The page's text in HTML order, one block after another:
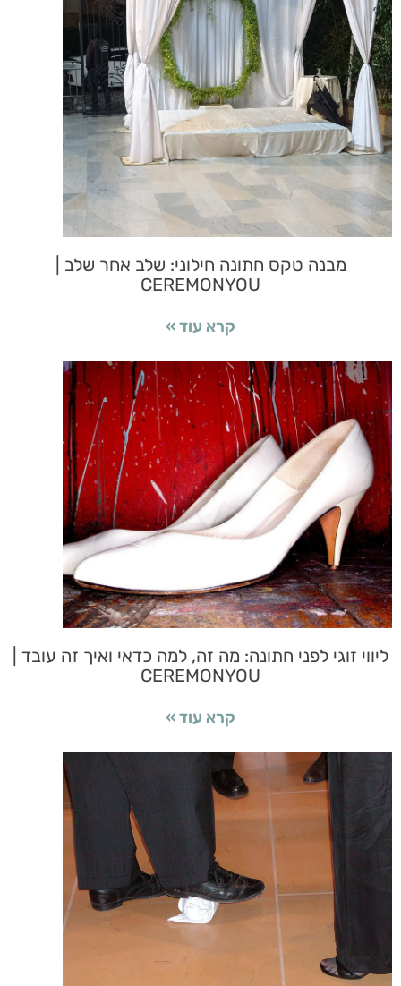
מבנה טקס חתונה חילוני: שלב אחר שלב |
CEREMONYOU
קרא עוד »
ליווי זוגי לפני חתונה: מה זה, למה כדאי ואיך זה עובד |
CEREMONYOU
קרא עוד »